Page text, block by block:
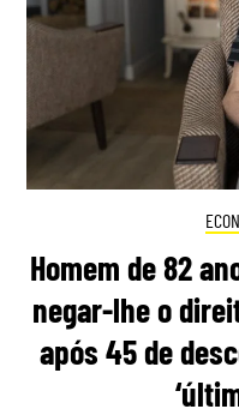
Homem de 82
negar-lhe o
após 45 de